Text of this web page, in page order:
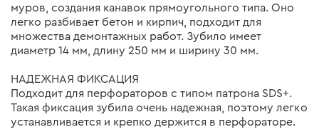
муров, создания канавок прямоугольного типа. Оно
легко разбивает бетон и кирпич, подходит для
множества демонтажных работ. Зубило имеет
диаметр 14 мм, длину 250 мм и ширину 30 мм.
НАДЕЖНАЯ ФИКСАЦИЯ
Подходит для перфораторов с типом патрона SDS+.
Такая фиксация зубила очень надежная, поэтому легко
устанавливается и крепко держится в перфораторе.